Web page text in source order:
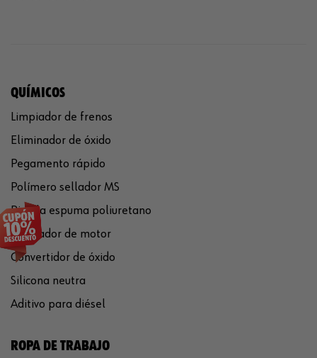
QUÍMICOS
Limpiador de frenos
Eliminador de óxido
Pegamento rápido
Polímero sellador MS
Pistola espuma poliuretano
Limpiador de motor
Convertidor de óxido
Silicona neutra
Aditivo para diésel
ROPA DE TRABAJO